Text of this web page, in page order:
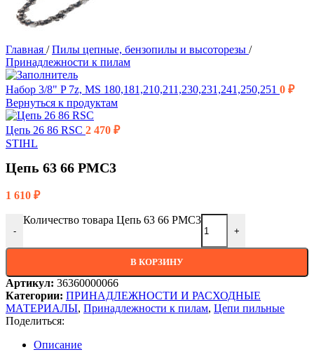
Главная / Пилы цепные, бензопилы и высоторезы /
Принадлежности к пилам
Набор 3/8" P 7z, MS 180,181,210,211,230,231,241,250,251 0 ₽
Вернуться к продуктам
Цепь 26 86 RSC 2 470 ₽
STIHL
Цепь 63 66 PMC3
1 610 ₽
-
Количество товара Цепь 63 66 PMC3
+
В КОРЗИНУ
Артикул: 36360000066
Категории: ПРИНАДЛЕЖНОСТИ И РАСХОДНЫЕ
МАТЕРИАЛЫ, Принадлежности к пилам, Цепи пильные
Поделиться:
Описание